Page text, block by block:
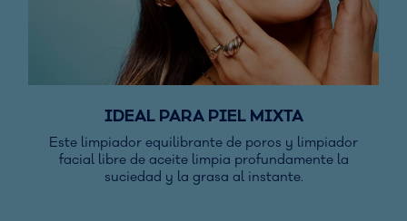
IDEAL PARA PIEL MIXTA
Este limpiador equilibrante de poros y limpiador
facial libre de aceite limpia profundamente la
suciedad y la grasa al instante.